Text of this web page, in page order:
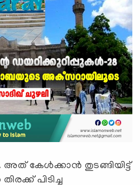
കേള്‍ക്കാന്‍ തുടങ്ങിയിട്ട്
പിടിച്ച